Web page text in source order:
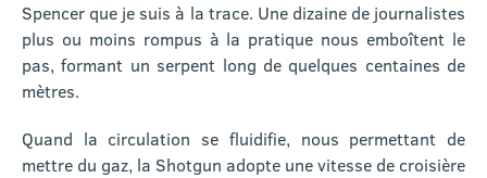
Spencer que je suis à la trace. Une dizaine de journalistes
plus ou moins rompus à la pratique nous emboîtent le
pas, formant un serpent long de quelques centaines de
mètres.
Quand la circulation se fluidifie, nous permettant de
mettre du gaz, la Shotgun adopte une vitesse de croisière